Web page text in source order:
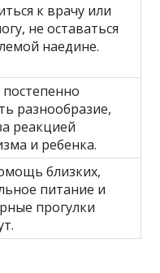
к врачу или
не оставаться
наедине.
разнообразие,
реакцией
и ребенка.
близких,
питание и
прогулки